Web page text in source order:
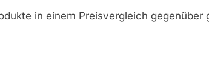
in einem Preisvergleich gegenüber